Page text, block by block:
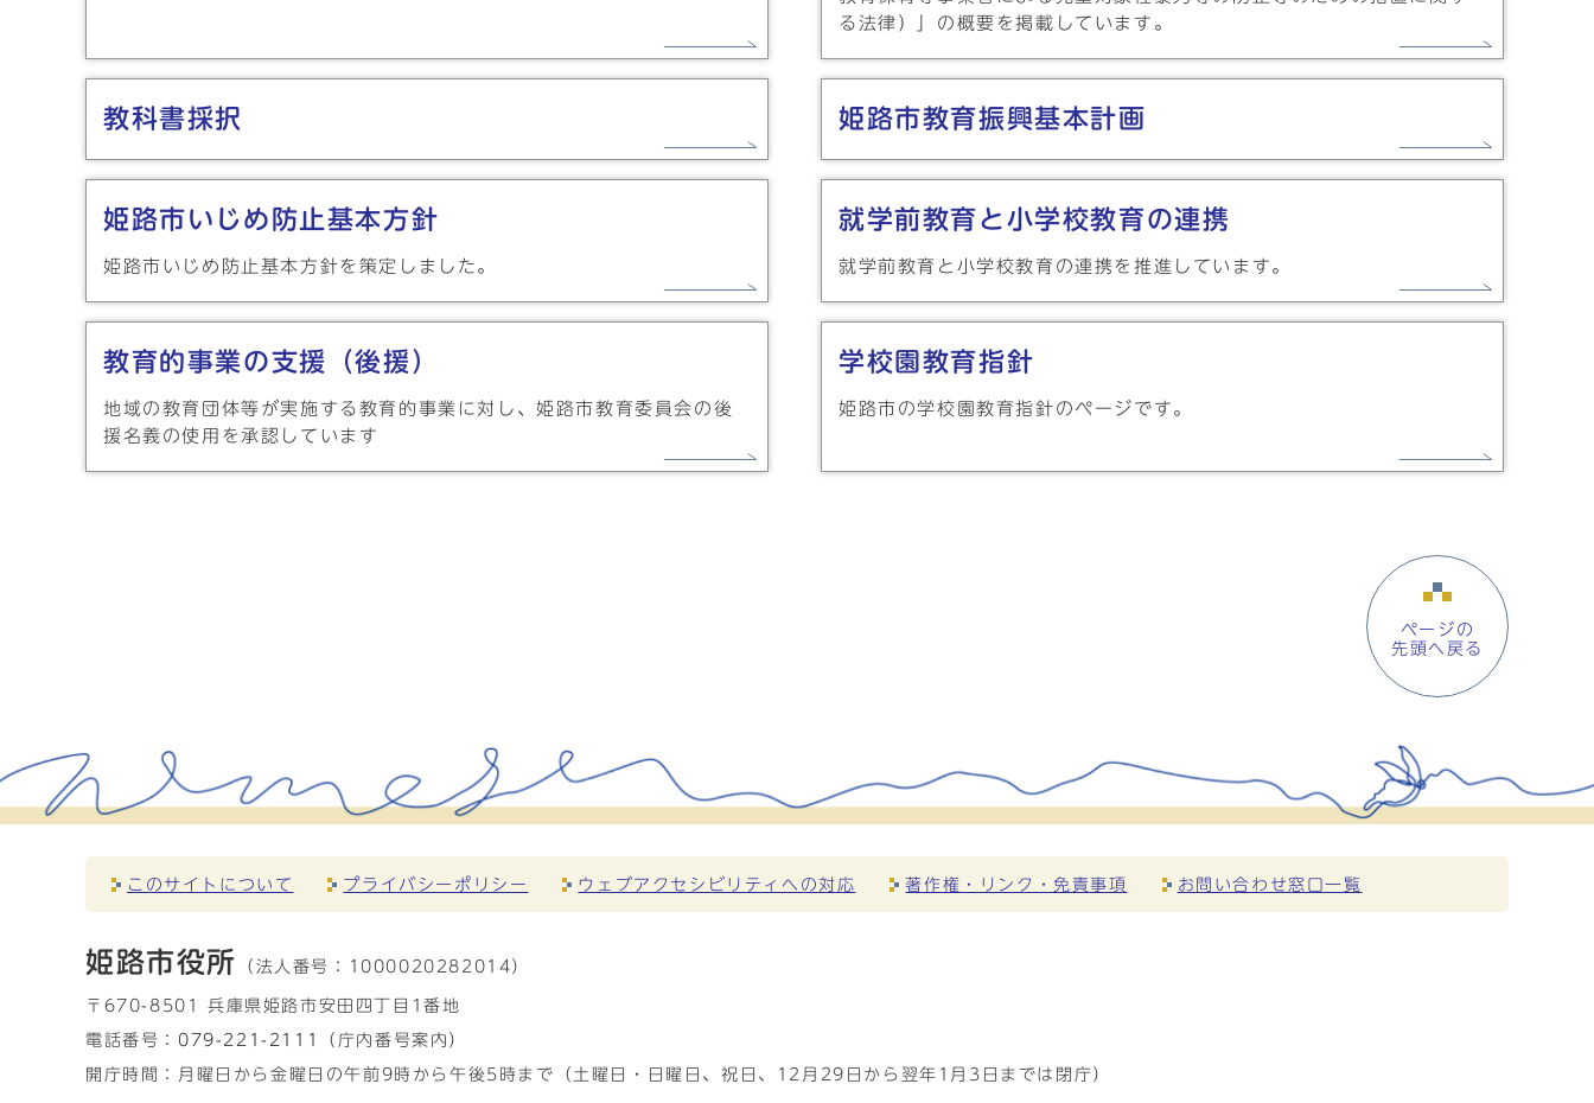
る法律）」の概要を掲載しています。
教科書採択 姫路市教育振興基本計画
姫路市いじめ防止基本方針
姫路市いじめ防止基本方針を策定しました。
就学前教育と小学校教育の連携
就学前教育と小学校教育の連携を推進しています。
教育的事業の支援（後援）
地域の教育団体等が実施する教育的事業に対し、姫路市教育委員会の後
援名義の使用を承認しています
学校園教育指針
姫路市の学校園教育指針のページです。
ページの
先頭へ戻る
このサイトについて プライバシーポリシー ウェブアクセシビリティへの対応 著作権・リンク・免責事項 お問い合わせ窓口一覧
姫路市役所 （法人番号： 1000020282014）
〒670-8501 兵庫県姫路市安田四丁目1番地
電話番号： 079-221-2111
（庁内番号案内）
開庁時間：月曜日から金曜日の午前9時から午後5時まで（土曜日・日曜日、祝日、12月29日から翌年1月3日までは閉庁）